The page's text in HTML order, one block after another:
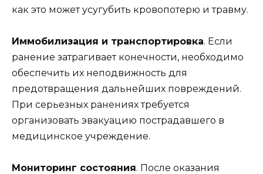
как это может усугубить кровопотерю и травму.
Иммобилизация и транспортировка. Если
ранение затрагивает конечности, необходимо
обеспечить их неподвижность для
предотвращения дальнейших повреждений.
При серьезных ранениях требуется
организовать эвакуацию пострадавшего в
медицинское учреждение.
Мониторинг состояния. После оказания